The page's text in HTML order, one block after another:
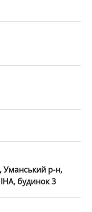
Уманський р-н,
будинок 3